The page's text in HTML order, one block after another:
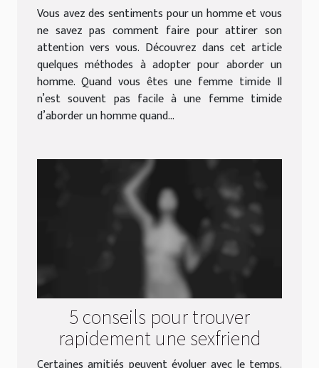
Vous avez des sentiments pour un homme et vous
ne savez pas comment faire pour attirer son
attention vers vous. Découvrez dans cet article
quelques méthodes à adopter pour aborder un
homme. Quand vous êtes une femme timide Il
n’est souvent pas facile à une femme timide
d’aborder un homme quand...
5 conseils pour trouver
rapidement une sexfriend